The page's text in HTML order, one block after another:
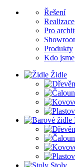
Řešení
Realizace
Pro
Produkty
Kdo jsme
Židle
Stoly